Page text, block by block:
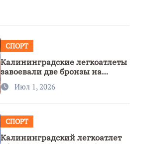
СПОРТ
Калининградские легкоатлеты
завоевали две бронзы на
первенстве России
Июл 1, 2026
СПОРТ
Калининградский легкоатлет